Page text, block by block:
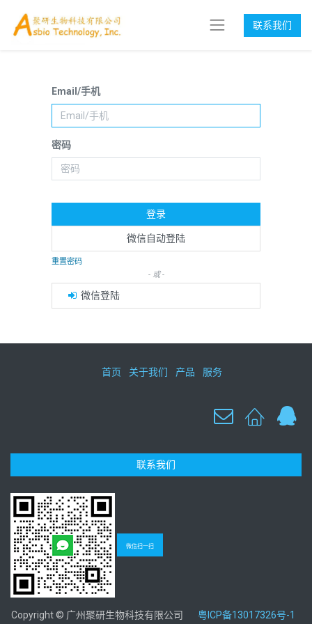
联系我们
Email/手机
密码
登录
微信自动登陆
重置密码
- 或 -
微信登陆
首页 关于我们 产品 服务
联系我们
微信扫一扫
Copyright © 广州聚研生物科技有限公司 粤ICP备13017326号-1